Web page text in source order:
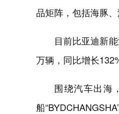
品矩阵，包括海豚
目前比亚迪新
万辆，同比增长
围绕汽车出海
船